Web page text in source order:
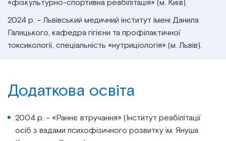
«фізкультурно-спортивна реабілітація» (м. Київ).
2024 р. – Львівський медичний інститут імені Данила
Галицького, кафедра гігієни та профілактичної
токсикології, спеціальність «нутриціологія» (м. Львів).
Додаткова освіта
2004 р. – «Раннє втручання» (Інститут реабілітації
осіб з вадами психофізичного розвитку ім. Януша